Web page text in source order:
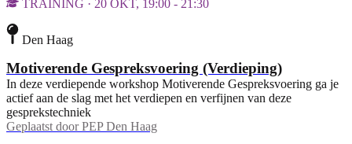
TRAINING · 20 OKT, 19:00 - 21:30
Den Haag
Motiverende Gespreksvoering (Verdieping)
In deze verdiepende workshop Motiverende Gespreksvoering ga je
actief aan de slag met het verdiepen en verfijnen van deze
gesprekstechniek
Geplaatst door PEP Den Haag